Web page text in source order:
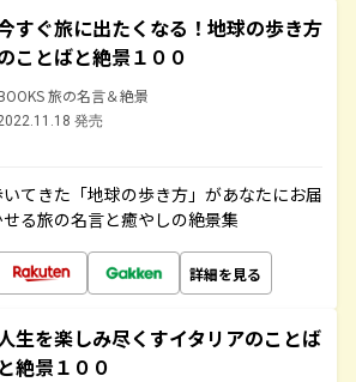
すぐ旅に出たくなる！地球の歩き方
ことばと絶景１００
旅の名言＆絶景
発売
てきた「地球の歩き方」があなたにお届
る旅の名言と癒やしの絶景集
詳細を見る
生を楽しみ尽くすイタリアのことば
と絶景１００